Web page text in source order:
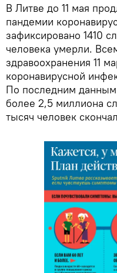
В Литве до 11 мая
пандемии
зафиксировано 1410
человека умерли.
здравоохранения 11
коронавирусной
По последним
более 2,5 миллиона
тысяч человек